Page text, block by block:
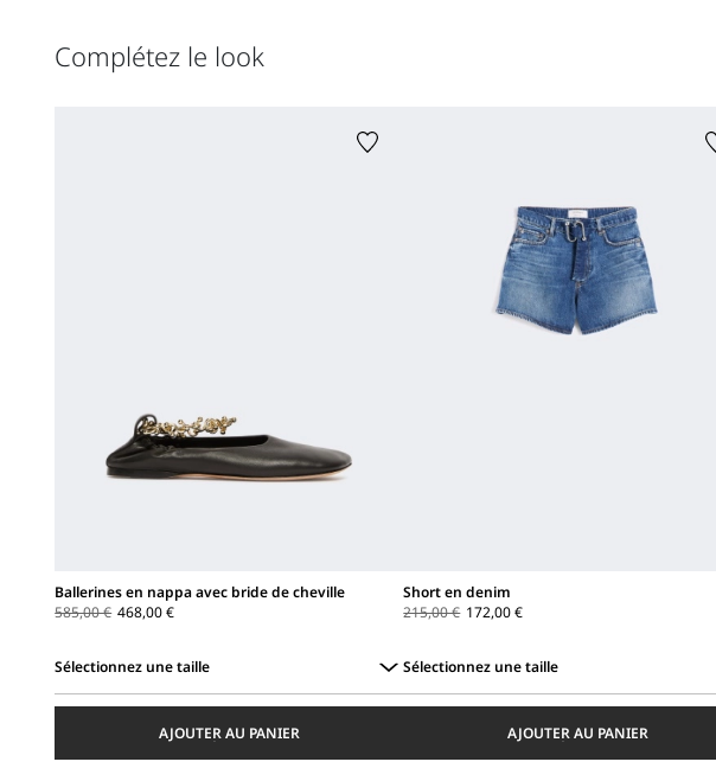
Complétez le look
Ballerines en nappa avec bride de cheville
585,00 € 468,00 €
Sélectionnez une taille
AJOUTER AU PANIER
Short en denim
215,00 € 172,00 €
Sélectionnez une taille
AJOUTER AU PANIER